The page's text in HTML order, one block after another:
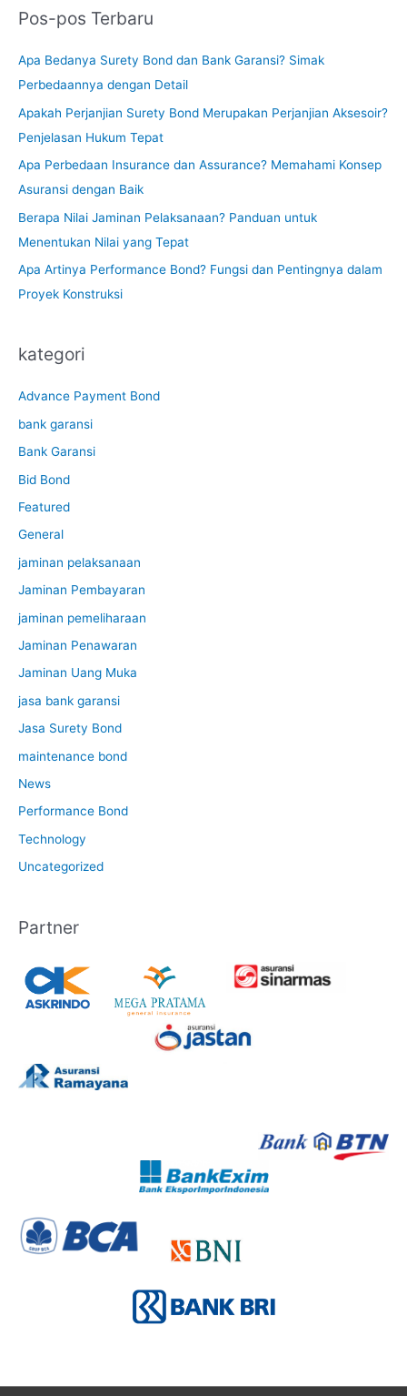
Pos-pos Terbaru
Apa Bedanya Surety Bond dan Bank Garansi? Simak
Perbedaannya dengan Detail
Apakah Perjanjian Surety Bond Merupakan Perjanjian Aksesoir?
Penjelasan Hukum Tepat
Apa Perbedaan Insurance dan Assurance? Memahami Konsep
Asuransi dengan Baik
Berapa Nilai Jaminan Pelaksanaan? Panduan untuk
Menentukan Nilai yang Tepat
Apa Artinya Performance Bond? Fungsi dan Pentingnya dalam
Proyek Konstruksi
kategori
Advance Payment Bond
bank garansi
Bank Garansi
Bid Bond
Featured
General
jaminan pelaksanaan
Jaminan Pembayaran
jaminan pemeliharaan
Jaminan Penawaran
Jaminan Uang Muka
jasa bank garansi
Jasa Surety Bond
maintenance bond
News
Performance Bond
Technology
Uncategorized
Partner